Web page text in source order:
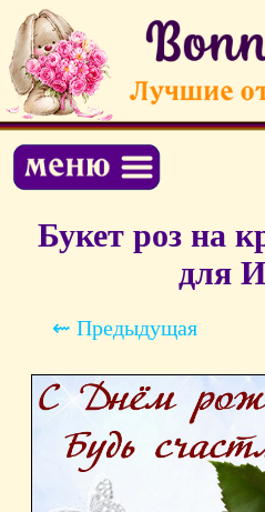
Букет роз на
для
⇜ Предыдущая